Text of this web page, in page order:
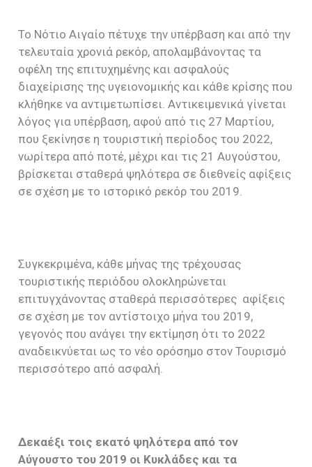
Το Νότιο Αιγαίο πέτυχε την υπέρβαση και από την
τελευταία χρονιά ρεκόρ, απολαμβάνοντας τα
οφέλη της επιτυχημένης και ασφαλούς
διαχείρισης της υγειονομικής και κάθε κρίσης που
κλήθηκε να αντιμετωπίσει. Αντικειμενικά γίνεται
λόγος για υπέρβαση, αφού από τις 27 Μαρτίου,
που ξεκίνησε η τουριστική περίοδος του 2022,
νωρίτερα από ποτέ, μέχρι και τις 21 Αυγούστου,
βρίσκεται σταθερά ψηλότερα σε διεθνείς αφίξεις
σε σχέση με το ιστορικό ρεκόρ του 2019.
Συγκεκριμένα, κάθε μήνας της τρέχουσας
τουριστικής περιόδου ολοκληρώνεται
επιτυγχάνοντας σταθερά περισσότερες αφίξεις
σε σχέση με τον αντίστοιχο μήνα του 2019,
γεγονός που ανάγει την εκτίμηση ότι το 2022
αναδεικνύεται ως το νέο ορόσημο στον Τουρισμό
περισσότερο από ασφαλή.
Δεκαέξι τοις εκατό ψηλότερα από τον
Αύγουστο του 2019 οι Κυκλάδες και τα